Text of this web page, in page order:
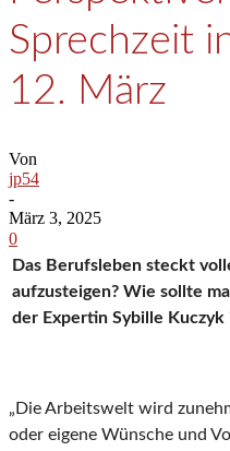
Sprechzeit
12. März
Von
jp54
-
März 3, 2025
0
Das Berufsleben steckt
aufzusteigen? Wie sollte
der Expertin Sybille
„Die Arbeitswelt wird
oder eigene Wünsche und